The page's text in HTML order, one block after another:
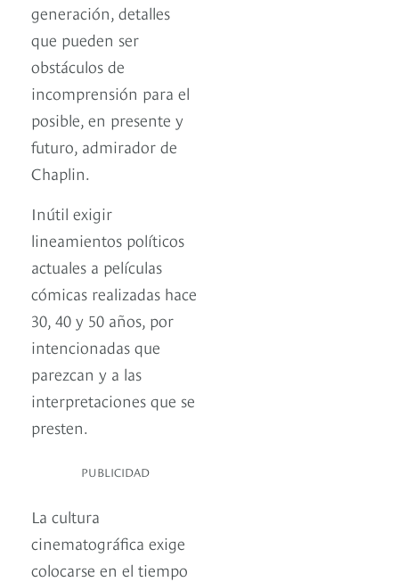
generación, detalles
que pueden ser
obstáculos de
incomprensión para el
posible, en presente y
futuro, admirador de
Chaplin.
Inútil exigir
lineamientos políticos
actuales a películas
cómicas realizadas hace
30, 40 y 50 años, por
intencionadas que
parezcan y a las
interpretaciones que se
presten.
PUBLICIDAD
La cultura
cinematográfica exige
colocarse en el tiempo